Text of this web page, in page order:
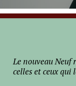
Le nouveau Neuf
celles et ceux qui